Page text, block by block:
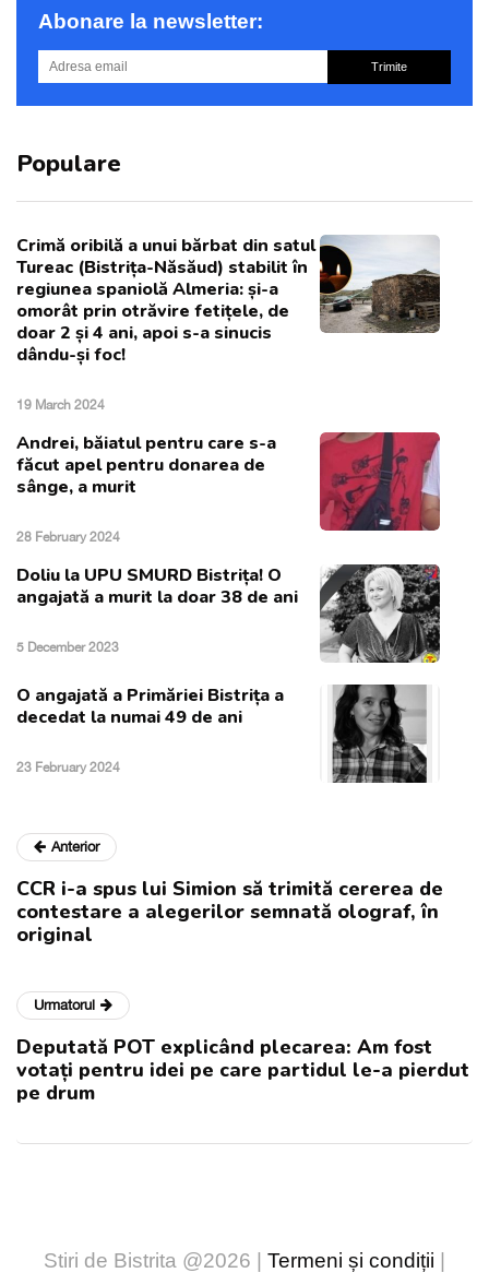
Abonare la newsletter:
Trimite
Populare
Crimă oribilă a unui bărbat din satul
Tureac (Bistrița-Năsăud) stabilit în
regiunea spaniolă Almeria: și-a
omorât prin otrăvire fetițele, de
doar 2 și 4 ani, apoi s-a sinucis
dându-și foc!
19 March 2024
Andrei, băiatul pentru care s-a
făcut apel pentru donarea de
sânge, a murit
28 February 2024
Doliu la UPU SMURD Bistrița! O
angajată a murit la doar 38 de ani
5 December 2023
O angajată a Primăriei Bistrița a
decedat la numai 49 de ani
23 February 2024
Anterior
CCR i-a spus lui Simion să trimită cererea de
contestare a alegerilor semnată olograf, în
original
Urmatorul
Deputată POT explicând plecarea: Am fost
votați pentru idei pe care partidul le-a pierdut
pe drum
Stiri de Bistrita @2026 | Termeni și condiții